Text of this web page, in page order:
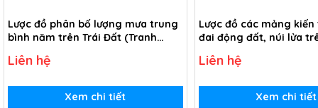
Lược đồ phân bố lượng mưa trung
bình năm trên Trái Đất (Tranh
Liên hệ
Xem chi tiết
Lược đồ các mảng
đai động đất, núi lửa
Liên hệ
Xem chi tiết